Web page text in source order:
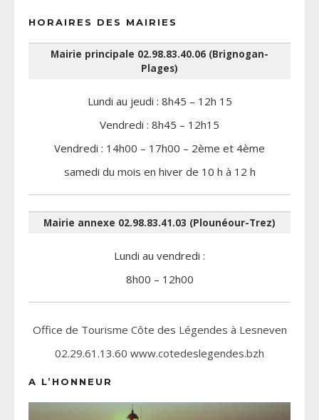
HORAIRES DES MAIRIES
Mairie principale 02.98.83.40.06 (Brignogan-
Plages)
Lundi au jeudi : 8h45 – 12h 15
Vendredi : 8h45 – 12h15
Vendredi : 14h00 – 17h00 – 2ème et 4ème
samedi du mois en hiver de 10 h à 12 h
Mairie annexe 02.98.83.41.03 (Plounéour-Trez)
Lundi au vendredi :
8h00 – 12h00
Office de Tourisme Côte des Légendes à Lesneven
02.29.61.13.60 www.cotedeslegendes.bzh
A L’HONNEUR